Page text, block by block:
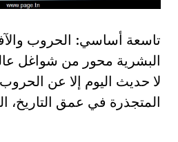
تاسعة أساسي: الحروب
البشرية محور من شواغل
لا حديث اليوم إلا عن
المتجذرة في عمق التاريخ،